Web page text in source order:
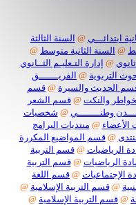
ابتدائـــي @ السنة الثالثة
@ السنة الثانية متوسط @
ثانوي @ إدارة التـعليـم الثــانوي
التربوية @ الفريـــــــق
الحديث والسيرة @ قسم
والنكت @ قسم الشعر
وطنــــــــي @ شخصيات
الأعضاء @ منتديات البرامج
@قسم المواضيع المكررة
الرياضيات @قسم التربية
الرياضيات @قسم التربية
الإجتماعيات @ قسم اللغة
@قسم التربية الإسلامية @
@ قسم التربية الإسلامية @